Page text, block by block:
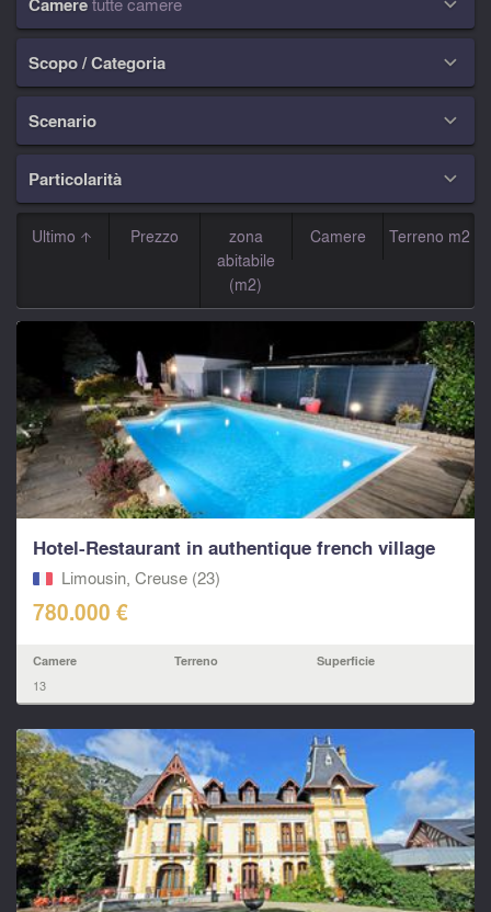

Scopo / Categoria 
Scenario 
Particolarità 
Ultimo Prezzo
zona
abitabile
(m2)
Camere Terreno m2
Hotel-Restaurant in authentique french village
Limousin, Creuse (23)
780.000 €
Camere
13
Terreno Superficie